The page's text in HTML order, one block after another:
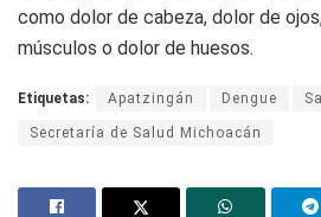
como dolor de cabeza, dolor de
músculos o dolor de huesos.
Etiquetas: Apatzingán Dengue
Secretaría de Salud Michoacán